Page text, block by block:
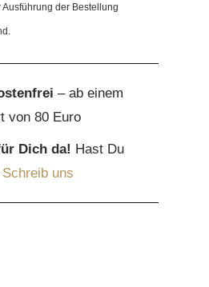
der Bestellung
– ab einem
von 80 Euro
Dich da! Hast Du
Schreib uns